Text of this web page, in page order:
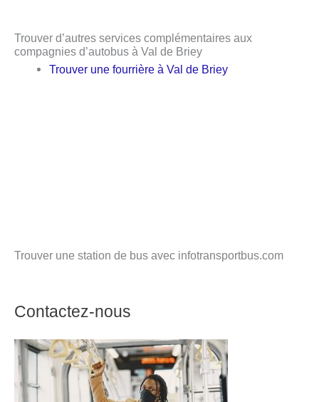
Trouver d’autres services complémentaires aux
compagnies d’autobus à Val de Briey
Trouver une fourrière à Val de Briey
Trouver une station de bus avec infotransportbus.com
Contactez-nous